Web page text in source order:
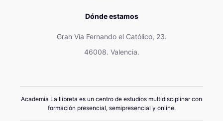
Dónde estamos
Gran Vía Fernando el Católico, 23.
46008. Valencia.
Academia La llibreta es un centro de estudios multidisciplinar con
formación presencial, semipresencial y online.